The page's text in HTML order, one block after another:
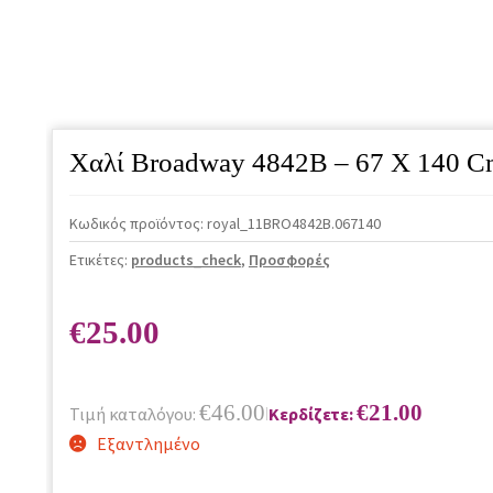
Χαλί Broadway 4842B – 67 X 140
Κωδικός προϊόντος: royal_11BRO4842B.067140
Ετικέτες: products_check, Προσφορές
€25.00
Τιμή καταλόγου: €46.00|Κερδίζετε:€21.00
Εξαντλημένο